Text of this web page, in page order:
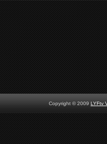
Copyright © 2009 LYFtv